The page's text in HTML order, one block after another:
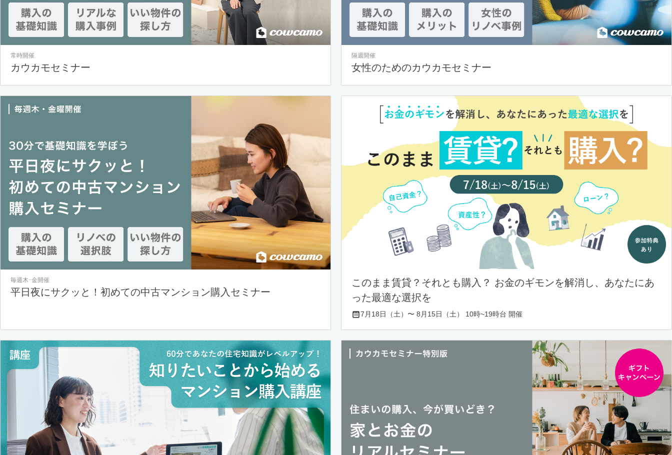
常時開催
カウカモセミナー
隔週開催
女性のためのカウカモセミナー
毎週木･金開催
平日夜にサクッと！初めての中古マンション購入セミナー
このまま賃貸？それとも購入？ お金のギモンを解消し、あなたにあ
った最適な選択を
7月18日（土）〜 8月15日（土） 10時~19時台 開催